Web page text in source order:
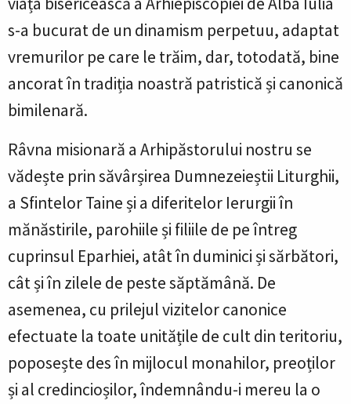
s-a bucurat de un dinamism perpetuu, adaptat
vremurilor pe care le trăim, dar, totodată, bine
ancorat în tradiția noastră patristică și canonică
bimilenară.
Râvna misionară a Arhipăstorului nostru se
vădește prin săvârșirea Dumnezeieștii Liturghii,
a Sfintelor Taine și a diferitelor Ierurgii în
mănăstirile, parohiile și filiile de pe întreg
cuprinsul Eparhiei, atât în duminici și sărbători,
cât și în zilele de peste săptămână. De
asemenea, cu prilejul vizitelor canonice
efectuate la toate unitățile de cult din teritoriu,
poposește des în mijlocul monahilor, preoților
și al credincioșilor, îndemnându-i mereu la o